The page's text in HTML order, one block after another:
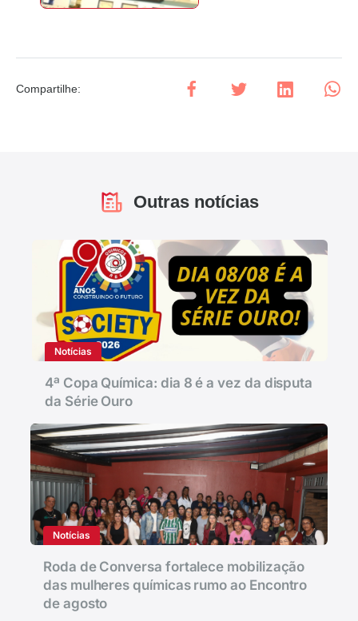
Compartilhe:
Outras notícias
Notícias
4ª Copa Química: dia 8 é a vez da disputa
da Série Ouro
Notícias
Roda de Conversa fortalece mobilização
das mulheres químicas rumo ao Encontro
de agosto